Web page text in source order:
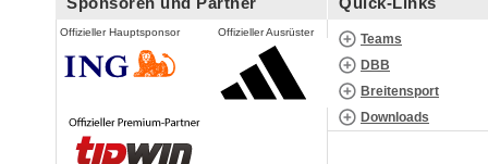
Offizieller Hauptsponsor Offizieller Ausrüster
Teams
DBB
Breitensport
Downloads